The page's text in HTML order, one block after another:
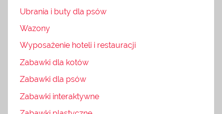
Ubrania i buty dla psów
Wazony
Wyposażenie hoteli i restauracji
Zabawki dla kotów
Zabawki dla psów
Zabawki interaktywne